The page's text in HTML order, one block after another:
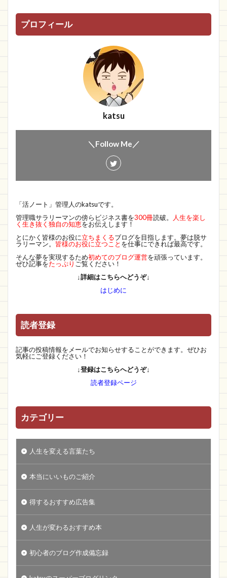
プロフィール
katsu
＼Follow Me／
「活ノート」管理人のkatsuです。
管理職サラリーマンの傍らビジネス書を300冊読破。
人生を楽し
く生き抜く独自の知恵をお伝えします！
とにかく皆様のお役に立ちまくるブログを目指します。夢は脱サ
ラリーマン。 皆様のお役に立つこと を仕事にできれば最高です。
そんな夢を実現するため初めてのブログ運営を頑張っています。
ぜひ記事をたっぷり ご覧ください！
↓詳細はこちらへどうぞ↓
はじめに
読者登録
記事の投稿情報をメールでお知らせすることができます。ぜひお
気軽にご登録ください！
↓登録はこちらへどうぞ↓
読者登録ページ
カテゴリー
人生を変える言葉たち
本当にいいものご紹介
得するおすすめ広告集
人生が変わるおすすめ本
初心者のブログ作成備忘録